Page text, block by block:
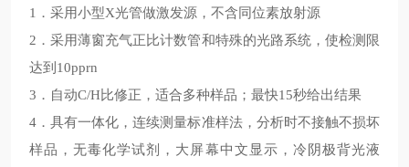
1．采用小型X光管做激发源，不含同位素放射源
2．采用薄窗充气正比计数管和特殊的光路系统，使检测限
达到10pprn
3．自动C/H比修正，适合多种样品；最快15秒给出结果
4．具有一体化，连续测量标准样法，分析时不接触不损坏
样品，无毒化学试剂，大屏幕中文显示，冷阴极背光液